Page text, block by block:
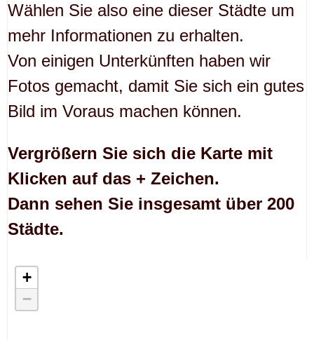
Wählen Sie also eine dieser Städte um
mehr Informationen zu erhalten.
Von einigen Unterkünften haben wir
Fotos gemacht, damit Sie sich ein gutes
Bild im Voraus machen können.
Vergrößern Sie sich die Karte mit
Klicken auf das + Zeichen.
Dann sehen Sie insgesamt über 200
Städte.